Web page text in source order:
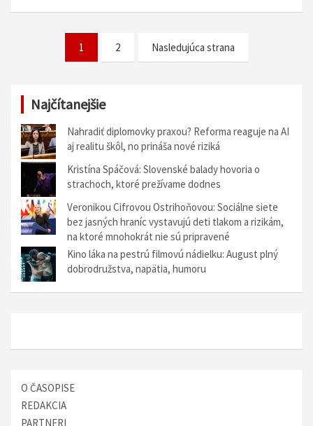
l
1 2 Nasledujúca strana
Najčítanejšie
Nahradiť diplomovky praxou? Reforma reaguje na AI
aj realitu škôl, no prináša nové riziká
Kristína Spáčová: Slovenské balady hovoria o
strachoch, ktoré prežívame dodnes
Veronikou Cifrovou Ostrihoňovou: Sociálne siete
bez jasných hraníc vystavujú deti tlakom a rizikám,
na ktoré mnohokrát nie sú pripravené
Kino láka na pestrú filmovú nádielku: August plný
dobrodružstva, napätia, humoru
O ČASOPISE
REDAKCIA
PARTNERI